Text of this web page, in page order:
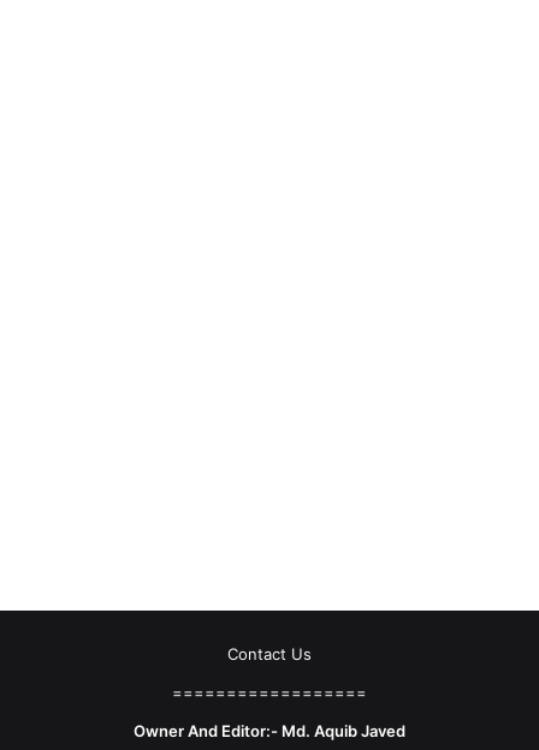
Contact Us
==================
Owner And Editor:- Md. Aquib Javed